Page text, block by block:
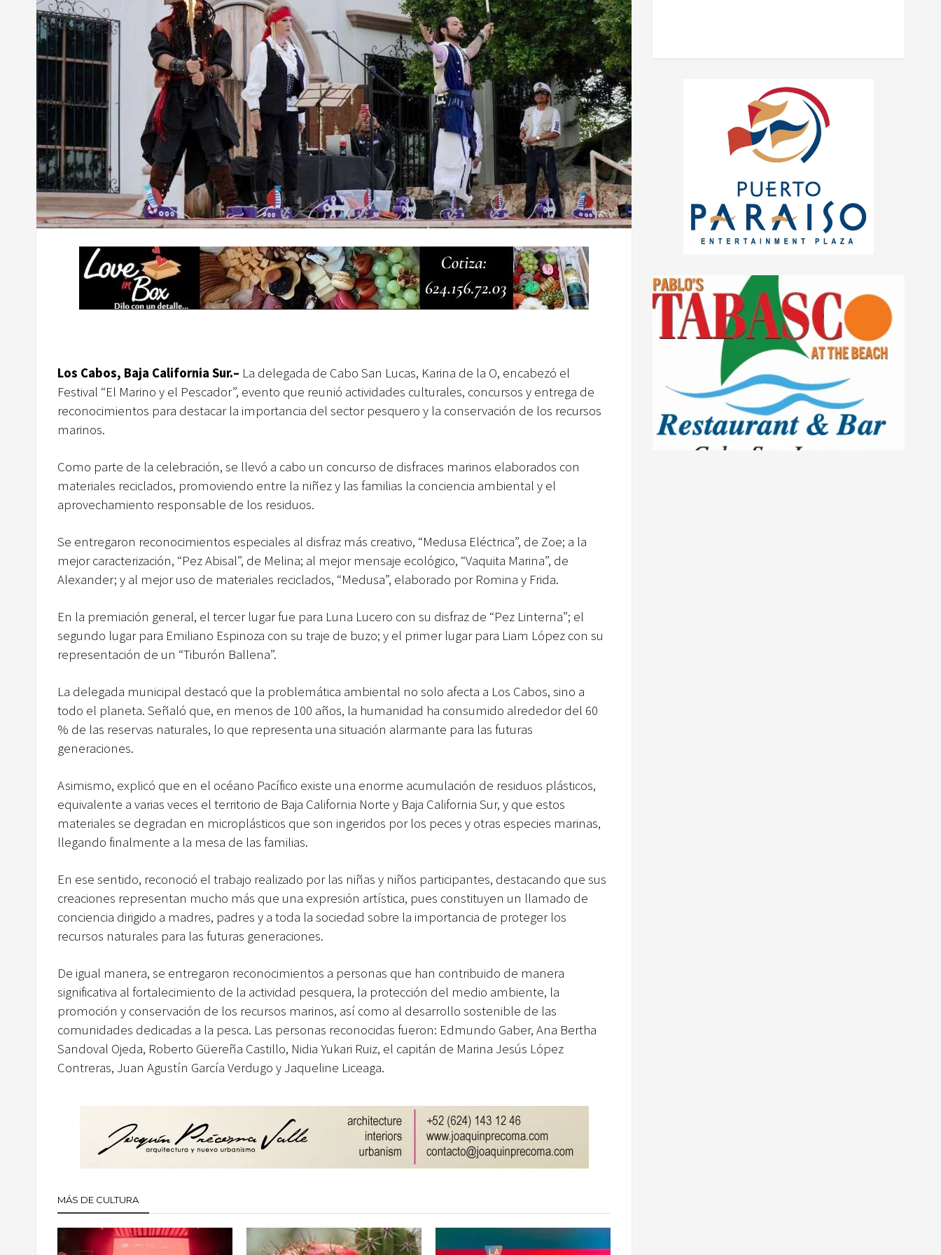
Los Cabos, Baja California Sur.– La delegada de Cabo San Lucas, Karina de la O, encabezó el
Festival “El Marino y el Pescador”, evento que reunió actividades culturales, concursos y entrega de
reconocimientos para destacar la importancia del sector pesquero y la conservación de los recursos
marinos.
Como parte de la celebración, se llevó a cabo un concurso de disfraces marinos elaborados con
materiales reciclados, promoviendo entre la niñez y las familias la conciencia ambiental y el
aprovechamiento responsable de los residuos.
Se entregaron reconocimientos especiales al disfraz más creativo, “Medusa Eléctrica”, de Zoe; a la
mejor caracterización, “Pez Abisal”, de Melina; al mejor mensaje ecológico, “Vaquita Marina”, de
Alexander; y al mejor uso de materiales reciclados, “Medusa”, elaborado por Romina y Frida.
En la premiación general, el tercer lugar fue para Luna Lucero con su disfraz de “Pez Linterna”; el
segundo lugar para Emiliano Espinoza con su traje de buzo; y el primer lugar para Liam López con su
representación de un “Tiburón Ballena”.
La delegada municipal destacó que la problemática ambiental no solo afecta a Los Cabos, sino a
todo el planeta. Señaló que, en menos de 100 años, la humanidad ha consumido alrededor del 60
% de las reservas naturales, lo que representa una situación alarmante para las futuras
generaciones.
Asimismo, explicó que en el océano Pacífico existe una enorme acumulación de residuos plásticos,
equivalente a varias veces el territorio de Baja California Norte y Baja California Sur, y que estos
materiales se degradan en microplásticos que son ingeridos por los peces y otras especies marinas,
llegando finalmente a la mesa de las familias.
En ese sentido, reconoció el trabajo realizado por las niñas y niños participantes, destacando que sus
creaciones representan mucho más que una expresión artística, pues constituyen un llamado de
conciencia dirigido a madres, padres y a toda la sociedad sobre la importancia de proteger los
recursos naturales para las futuras generaciones.
De igual manera, se entregaron reconocimientos a personas que han contribuido de manera
significativa al fortalecimiento de la actividad pesquera, la protección del medio ambiente, la
promoción y conservación de los recursos marinos, así como al desarrollo sostenible de las
comunidades dedicadas a la pesca. Las personas reconocidas fueron: Edmundo Gaber, Ana Bertha
Sandoval Ojeda, Roberto Güereña Castillo, Nidia Yukari Ruiz, el capitán de Marina Jesús López
Contreras, Juan Agustín García Verdugo y Jaqueline Liceaga.
MÁS DE CULTURA